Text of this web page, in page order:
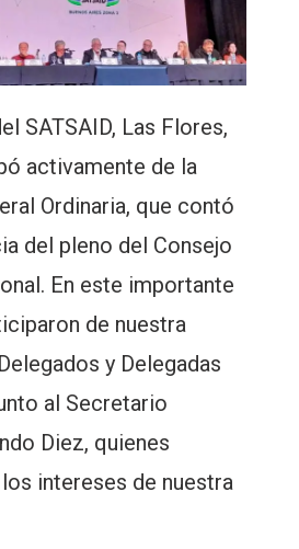
SATSAID, Las Flores,
activamente de la
Ordinaria, que contó
del pleno del Consejo
En este importante
de nuestra
y Delegadas
al Secretario
Diez, quienes
intereses de nuestra